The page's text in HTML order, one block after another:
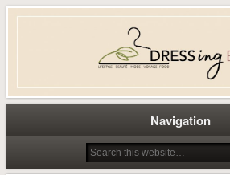
Dress-ing – Blog
mode à
Navigation